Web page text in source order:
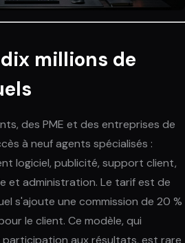
millions de
des PME et des entreprises de
à neuf agents spécialisés :
logiciel, publicité, support client,
et administration. Le tarif est de
s'ajoute une commission de 20 %
le client. Ce modèle, qui
aux résultats, est rare